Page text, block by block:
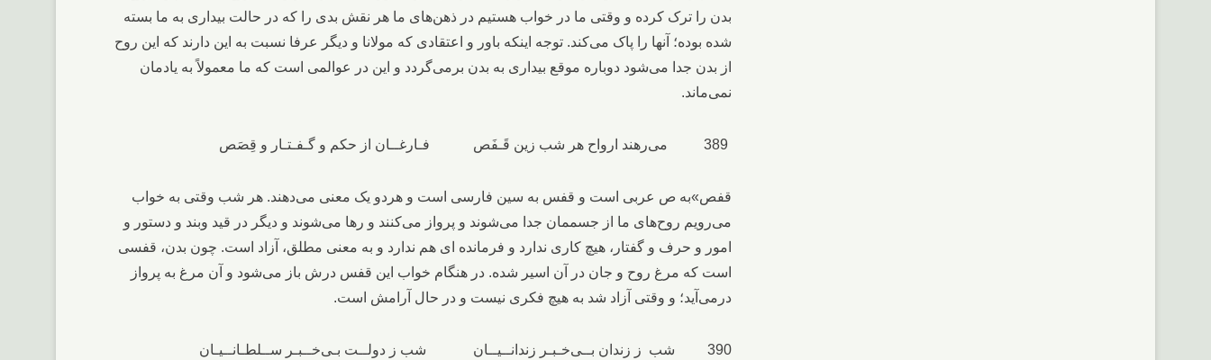
بدن را ترک کرده و وقتی ما در خواب هستیم در ذهن‌های ما هر نقش بدی را که در حالت بیداری به ما بسته
شده بوده؛ آنها را پاک می‌کند. توجه اینکه باور و اعتقادی که مولانا و دیگر عرفا نسبت به این دارند که این روح
از بدن جدا می‌شود دوباره موقع بیداری به بدن برمی‌گردد و این در عوالمی است که ما معمولاً به یادمان
نمی‌ماند.
قفص»به ص عربی است و قفس به سین فارسی است و هردو یک معنی می‌دهند. هر شب وقتی به خواب
می‌رویم روح‌های ما از جسممان جدا می‌شوند و پرواز می‌کنند و رها می‌شوند و دیگر در قید وبند و دستور و
امور و حرف و گفتار، هیچ کاری ندارد و فرمانده ای هم ندارد و به معنی مطلق، آزاد است. چون بدن، قفسی
است که مرغ روح و جان در آن اسیر شده. در هنگام خواب این قفس درش باز می‌شود و آن مرغ به پرواز
درمی‌آید؛ و وقتی آزاد شد به هیچ فکری نیست و در حال آرامش است.
390 شب ز زندان بــی‌خـبـر زندانــیــان شب ز دولــت بـی‌خــبـر ســلطـانــیـان